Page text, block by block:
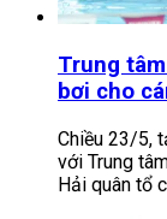
Trung
bơi cho
Chiều 23/5,
với Trung
Hải quân tổ